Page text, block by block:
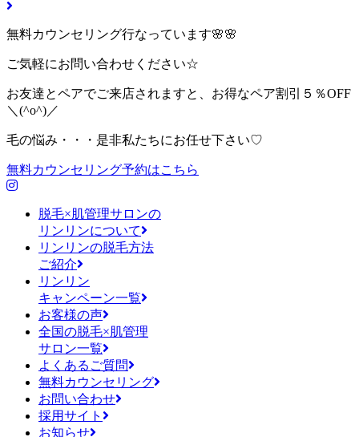
無料カウンセリング行なっています🌸🌸
ご気軽にお問い合わせください☆
お友達とペアでご来店されますと、お得なペア割引５％OFF
＼(^o^)／
毛の悩み・・・是非私たちにお任せ下さい♡
無料カウンセリング予約はこちら
脱毛×肌管理サロンの
リンリンについて
リンリンの脱毛方法
ご紹介
リンリン
キャンペーン一覧
お客様の声
全国の脱毛×肌管理
サロン一覧
よくあるご質問
無料カウンセリング
お問い合わせ
採用サイト
お知らせ